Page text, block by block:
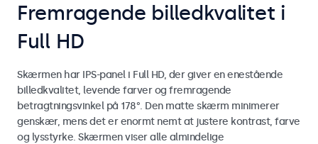
Fremragende billedkvalitet i
Full HD
Skærmen har IPS-panel i Full HD, der giver en enestående
billedkvalitet, levende farver og fremragende
betragtningsvinkel på 178°. Den matte skærm minimerer
genskær, mens det er enormt nemt at justere kontrast, farve
og lysstyrke. Skærmen viser alle almindelige